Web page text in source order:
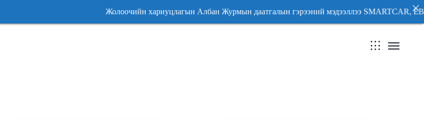
Жолоочийн хариуцлагын Албан Журмын даатгалын гэрээний мэдээллээ
Жолоочийн хариуцлагын Албан Журмын даатгалын гэрээний мэдээллээ